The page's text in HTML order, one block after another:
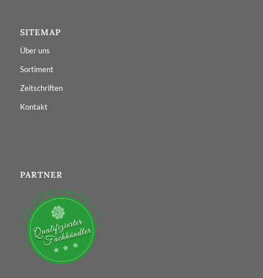
SITEMAP
Über uns
Sortiment
Zeitschriften
Kontakt
PARTNER